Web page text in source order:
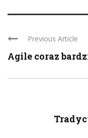
Previous Article
Agile coraz